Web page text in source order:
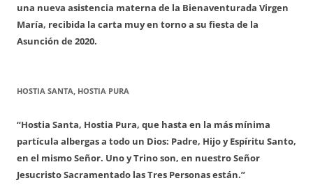
una nueva asistencia materna de la Bienaventurada Virgen
María, recibida la carta muy en torno a su fiesta de la
Asunción de 2020.
HOSTIA SANTA, HOSTIA PURA
“Hostia Santa, Hostia Pura, que hasta en la más mínima
partícula albergas a todo un Dios: Padre, Hijo y Espíritu Santo,
en el mismo Señor. Uno y Trino son, en nuestro Señor
Jesucristo Sacramentado las Tres Personas están.”